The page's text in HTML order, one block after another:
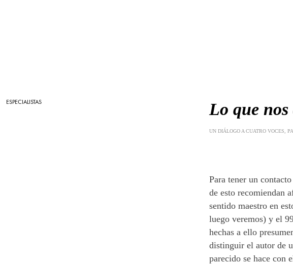
ESPECIALISTAS Lo que nos
UN DIÁLOGO A CUATRO VOCES,
Para tener un
de esto recomiendan
sentido maestro en
luego veremos) y el
hechas a ello
distinguir el autor de
parecido se hace con